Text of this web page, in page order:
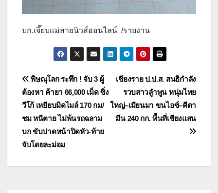
บก.เจี๊ยบแม่สายนิวส์ออนไลน์ /รายงาน
แนะแนว
เรื่อง
เชียงราย ป.ป.ส. สนธิกำลัง
รวบสาวลูำพูน หนุ่มไทย
ใหญ่–เมียนมา ขนไอซ์–คีตา
มีน 240 กก. พื้นที่เชียงแสน
พิษณุโลก ระทึก ! จับ 3 ผู้
ต้องหา ค้ายา 66,000 เม็ด ซิ่ง
วีโก้ เหยียบมิดไมล์ 170 กม/
ชม หนีตาย ไม่พ้นรถฉลาม
บก ขับปาดหน้าปิดหัว-ท้าย
จับโดยละม่อม